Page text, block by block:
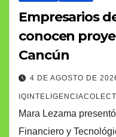
Empresarios
conocen
Cancún
4 DE AGOSTO DE
Mara Lezama
Financiero y